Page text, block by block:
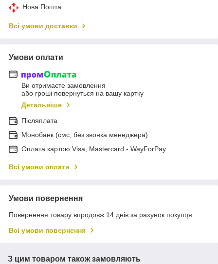
Нова Пошта
Всі умови доставки
Умови оплати
Ви отримаєте замовлення
або гроші повернуться на вашу картку
Детальніше
Післяплата
Монобанк (смс, без звонка менеджера)
Оплата картою Visa, Mastercard - WayForPay
Всі умови оплати
Умови повернення
Повернення товару впродовж 14 днів за рахунок покупця
Всі умови повернення
З цим товаром також замовляють